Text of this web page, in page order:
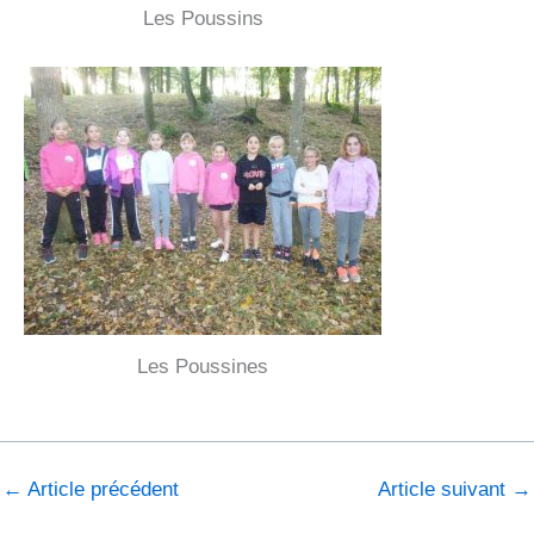
Les Poussins
Les Poussines
← Article précédent Article suivant →